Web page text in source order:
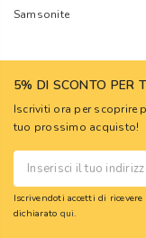
Samsonite
5% DI SCONTO PER
Iscriviti ora per scoprire
tuo prossimo acquisto!
Iscrivendoti accetti di
dichiarato qui.